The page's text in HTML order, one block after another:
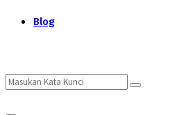
Blog
Search
Search